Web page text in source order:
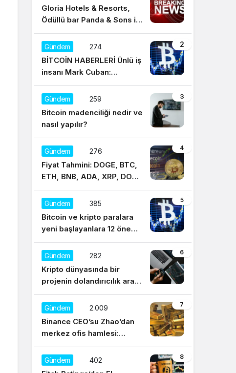
Gloria Hotels & Resorts,
Ödüllü bar Panda & Sons ile
unutulmaz bir Miksoloji
Gecesine İmza Attı
2
Gündem 274
BİTCOİN HABERLERİ Ünlü iş
insanı Mark Cuban:
Satışların yüzde 95’i
Dogecoin ile
3
Gündem 259
Bitcoin madenciliği nedir ve
nasıl yapılır?
4
Gündem 276
Fiyat Tahmini: DOGE, BTC,
ETH, BNB, ADA, XRP, DOT,
UNI, SOL, LTC
5
Gündem 385
Bitcoin ve kripto paralara
yeni başlayanlara 12 önemli
tavsiye
6
Gündem 282
Kripto dünyasında bir
projenin dolandırıcılık aracı
olduğu nasıl anlaşılır?
7
Gündem 2.009
Binance CEO’su Zhao’dan
merkez ofis hamlesi:
Sürekli regülasyonları
düşünüyorum
8
Gündem 402